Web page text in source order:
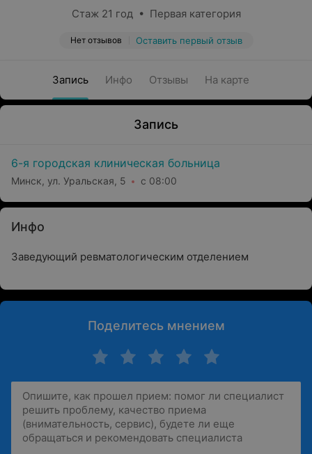
Стаж 21 год • Первая категория
Нет отзывов Оставить первый отзыв
Запись Инфо Отзывы На карте
Запись
6-я городская клиническая больница
Минск, ул. Уральская, 5 с 08:00
Инфо
Заведующий ревматологическим отделением
Поделитесь мнением